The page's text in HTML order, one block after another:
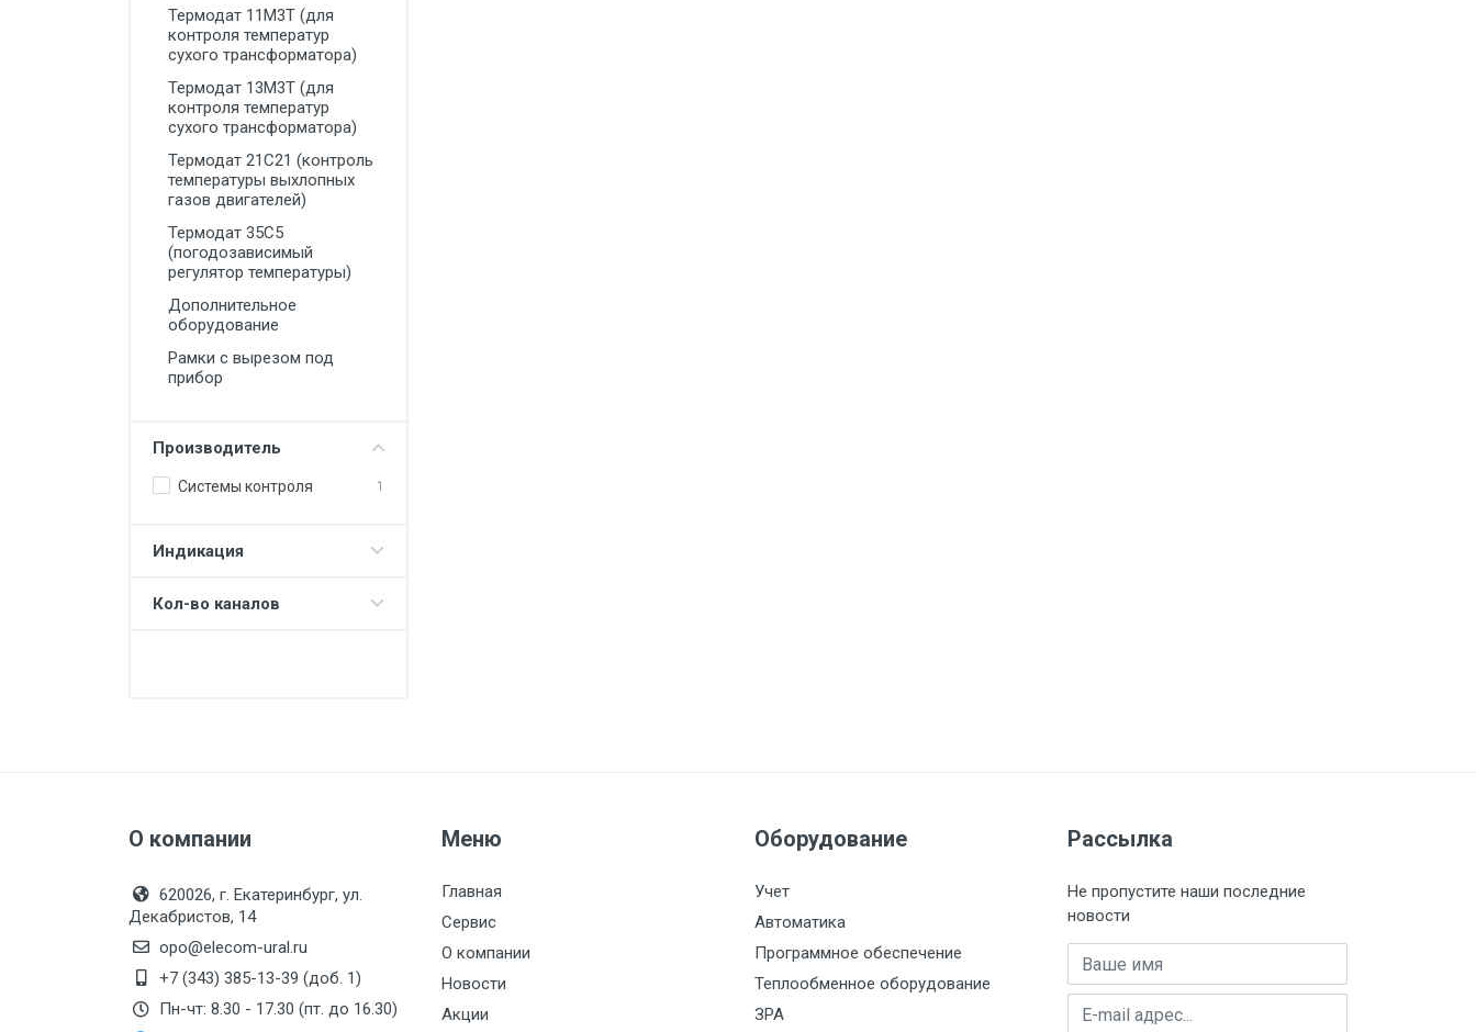
Регуляторы давления
Приводы
Термодат 11М3Т (для
контроля температур
сухого трансформатора)
Термодат 13М3Т (для
контроля температур
сухого трансформатора)
Термодат 21С21 (контроль
температуры выхлопных
газов двигателей)
Термодат 35С5
(погодозависимый
регулятор температуры)
Дополнительное
оборудование
Рамки с вырезом под
прибор
Производитель
Системы контроля 1
Индикация
Кол-во каналов
О компании
620026, г. Екатеринбург, ул.
Декабристов, 14
opo@elecom-ural.ru
+7 (343) 385-13-39 (доб. 1)
Пн-чт: 8.30 - 17.30 (пт. до 16.30)
Меню
Главная
Сервис
О компании
Новости
Акции
Оборудование
Учет
Автоматика
Программное обеспечение
Теплообменное оборудование
ЗРА
Рассылка
Не пропустите наши последние
новости
Имя
E-mail адрес